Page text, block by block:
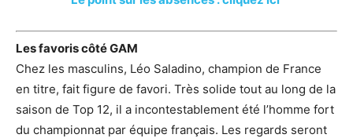
Les favoris côté GAM
Chez les masculins, Léo Saladino, champion de France
en titre, fait figure de favori. Très solide tout au long de la
saison de Top 12, il a incontestablement été l’homme fort
du championnat par équipe français. Les regards seront